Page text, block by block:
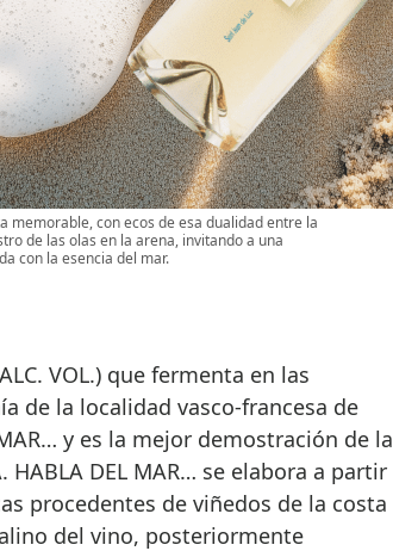
memorable, con ecos de esa dualidad entre la
de las olas en la arena, invitando a una
con la esencia del mar.
VOL.) que fermenta en las
de la localidad vasco-francesa de
y es la mejor demostración de la
DEL MAR… se elabora a partir
procedentes de viñedos de la costa
del vino, posteriormente